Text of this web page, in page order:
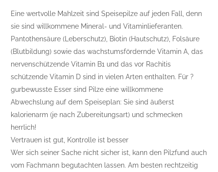
Eine wertvolle Mahlzeit sind Speisepilze auf jeden Fall, denn
sie sind willkommene Mineral- und Vitaminlieferanten.
Pantothensäure (Leberschutz), Biotin (Hautschutz), Folsäure
(Blutbildung) sowie das wachstumsfördernde Vitamin A, das
nervenschützende Vitamin B1 und das vor Rachitis
schützende Vitamin D sind in vielen Arten enthalten. Für ?
gurbewusste Esser sind Pilze eine willkommene
Abwechslung auf dem Speiseplan: Sie sind äußerst
kalorienarm (je nach Zubereitungsart) und schmecken
herrlich!
Vertrauen ist gut, Kontrolle ist besser
Wer sich seiner Sache nicht sicher ist, kann den Pilzfund auch
vom Fachmann begutachten lassen. Am besten rechtzeitig